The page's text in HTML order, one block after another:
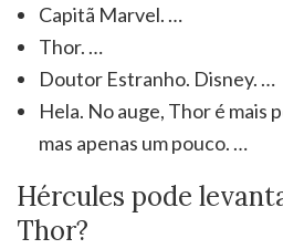
Capitã Marvel. …
Thor. …
Doutor Estranho. Disney. …
Hela. No auge, Thor é mais
mas apenas um pouco. …
Hércules pode
Thor?